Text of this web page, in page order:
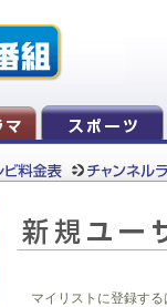
マイリストに登録す